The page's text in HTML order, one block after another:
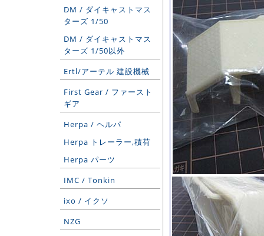
DM / ダイキャストマス
ターズ 1/50
DM / ダイキャストマス
ターズ 1/50以外
Ertl/アーテル 建設機械
First Gear / ファースト
ギア
Herpa / ヘルパ
Herpa トレーラー,積荷
Herpa パーツ
IMC / Tonkin
ixo / イクソ
NZG